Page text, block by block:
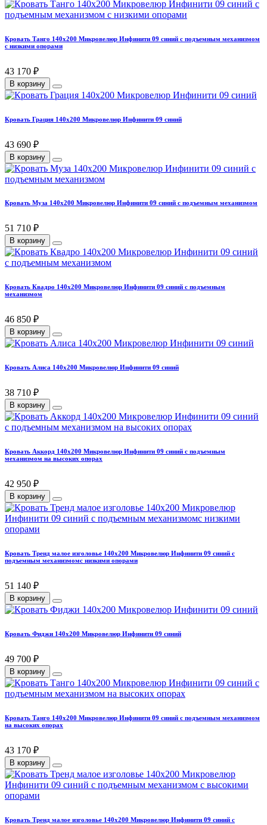
Кровать Танго 140х200 Микровелюр Инфинити 09 синий с подъемным механизмом
с низкими опорами
43 170 ₽
В корзину
Кровать Грация 140х200 Микровелюр Инфинити 09 синий
43 690 ₽
В корзину
Кровать Муза 140х200 Микровелюр Инфинити 09 синий с подъемным механизмом
51 710 ₽
В корзину
Кровать Квадро 140х200 Микровелюр Инфинити 09 синий с подъемным
механизмом
46 850 ₽
В корзину
Кровать Алиса 140х200 Микровелюр Инфинити 09 синий
38 710 ₽
В корзину
Кровать Аккорд 140х200 Микровелюр Инфинити 09 синий с подъемным
механизмом на высоких опорах
42 950 ₽
В корзину
Кровать Тренд малое изголовье 140х200 Микровелюр Инфинити 09 синий с
подъемным механизмомс низкими опорами
51 140 ₽
В корзину
Кровать Фиджи 140х200 Микровелюр Инфинити 09 синий
49 700 ₽
В корзину
Кровать Танго 140х200 Микровелюр Инфинити 09 синий с подъемным механизмом
на высоких опорах
43 170 ₽
В корзину
Кровать Тренд малое изголовье 140х200 Микровелюр Инфинити 09 синий с